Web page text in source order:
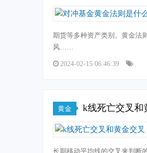
期货等多种资产类别。黄金法
风……
2024-02-15 06:46:39
黄金 k线死亡交叉和
长期移动平均线的交叉来判断